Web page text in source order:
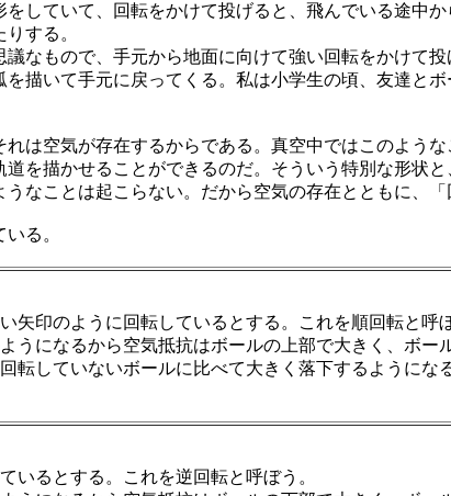
していて、回転をかけて投げると、飛んでいる途中
する。
なもので、手元から地面に向けて強い回転をかけて
描いて手元に戻ってくる。私は小学生の頃、友達と
は空気が存在するからである。真空中ではこのような
を描かせることができるのだ。そういう特別な形状
なことは起こらない。だから空気の存在とともに、「
る。
矢印のように回転しているとする。これを順回転と呼
うになるから空気抵抗はボールの上部で大きく、ボー
転していないボールに比べて大きく落下するようになる
いるとする。これを逆回転と呼ぼう。